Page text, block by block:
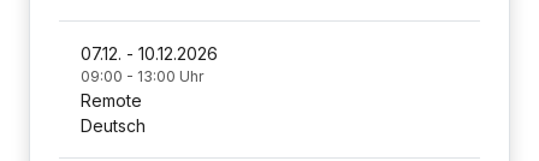
07.12. - 10.12.2026
09:00 - 13:00 Uhr
Remote
Deutsch